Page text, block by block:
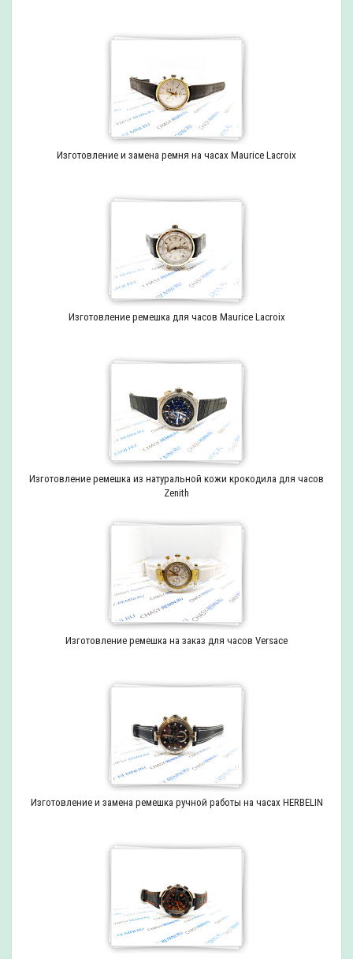
Изготовление и замена ремня на часах Maurice Lacroix
Изготовление ремешка для часов Maurice Lacroix
Изготовление ремешка из натуральной кожи крокодила для часов
Zenith
Изготовление ремешка на заказ для часов Versace
Изготовление и замена ремешка ручной работы на часах HERBELIN